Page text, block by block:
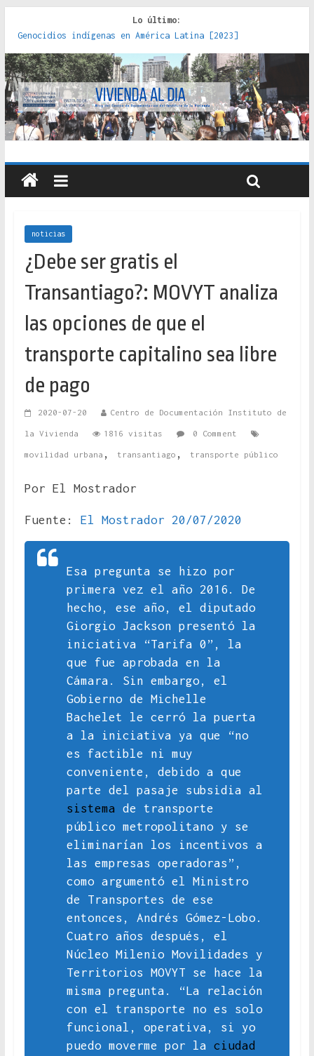
Lo último:
Genocidios indígenas en América Latina [2023]
Estudios sobre la espacialización de los Estados :
políticas, prácticas y representaciones [2022]
Donde el pedernal choca con el acero : hacia una teoría
crítica de las fronteras latinoamericanas [2020]
Criterios técnicos para una vivienda adecuada [2019]
Red de consultorios de la Caja del Seguro Obrero en
Santiago : un patrimonio emblemático [2014]
noticias
¿Debe ser gratis el
Transantiago?: MOVYT analiza
las opciones de que el
transporte capitalino sea libre
de pago
2020-07-20 Centro de Documentación Instituto de
la Vivienda 1816 visitas 0 Comment
movilidad urbana , transantiago , transporte público
Por El Mostrador
Fuente: El Mostrador 20/07/2020
Esa pregunta se hizo por
primera vez el año 2016. De
hecho, ese año, el diputado
Giorgio Jackson presentó la
iniciativa “Tarifa 0”, la
que fue aprobada en la
Cámara. Sin embargo, el
Gobierno de Michelle
Bachelet le cerró la puerta
a la iniciativa ya que “no
es factible ni muy
conveniente, debido a que
parte del pasaje subsidia al
sistema de transporte
público metropolitano y se
eliminarían los incentivos a
las empresas operadoras”,
como argumentó el Ministro
de Transportes de ese
entonces, Andrés Gómez-Lobo.
Cuatro años después, el
Núcleo Milenio Movilidades y
Territorios MOVYT se hace la
misma pregunta. “La relación
con el transporte no es solo
funcional, operativa, si yo
puedo moverme por la ciudad